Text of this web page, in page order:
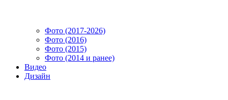
Фото (2017-2026)
Фото (2016)
Фото (2015)
Фото (2014 и ранее)
Видео
Дизайн